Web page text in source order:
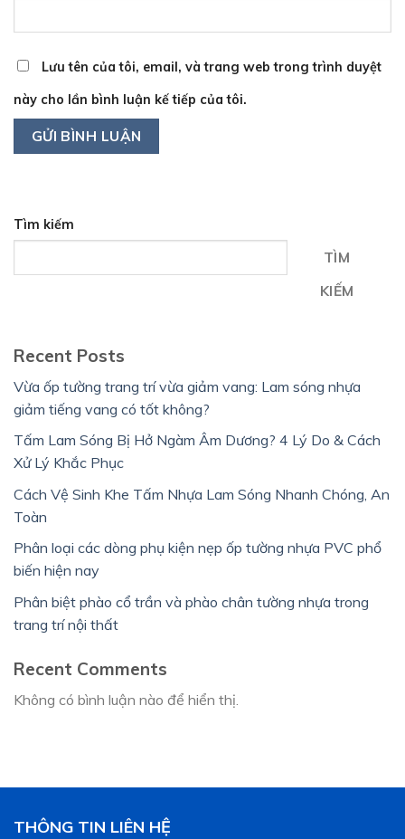
Lưu tên của tôi, email, và trang web trong trình duyệt
này cho lần bình luận kế tiếp của tôi.
Tìm kiếm
TÌM
KIẾM
Recent Posts
Vừa ốp tường trang trí vừa giảm vang: Lam sóng nhựa
giảm tiếng vang có tốt không?
Tấm Lam Sóng Bị Hở Ngàm Âm Dương? 4 Lý Do & Cách
Xử Lý Khắc Phục
Cách Vệ Sinh Khe Tấm Nhựa Lam Sóng Nhanh Chóng, An
Toàn
Phân loại các dòng phụ kiện nẹp ốp tường nhựa PVC phổ
biến hiện nay
Phân biệt phào cổ trần và phào chân tường nhựa trong
trang trí nội thất
Recent Comments
Không có bình luận nào để hiển thị.
THÔNG TIN LIÊN HỆ